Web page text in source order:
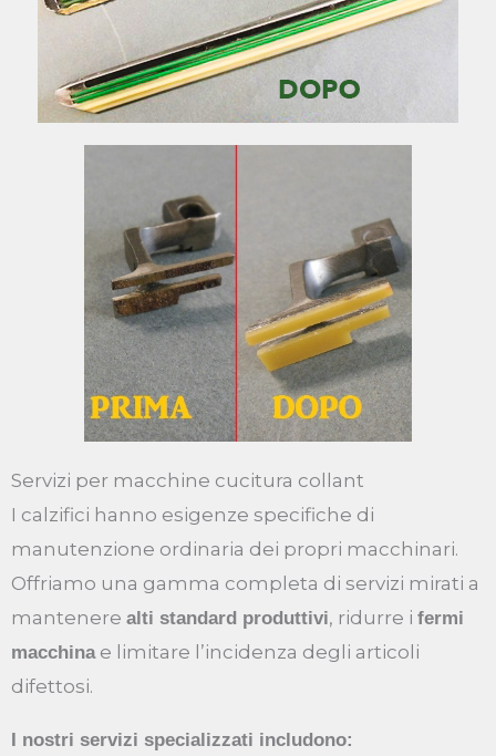
Servizi per macchine cucitura collant
I calzifici hanno esigenze specifiche di
manutenzione ordinaria dei propri macchinari.
Offriamo una gamma completa di servizi mirati a
mantenere alti standard produttivi, ridurre i fermi
macchinae limitare l’incidenza degli articoli
difettosi.
I nostri servizi specializzati includono: